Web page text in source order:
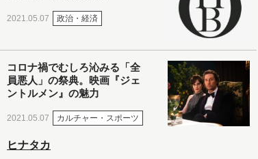
2021.05.07 政治・経済
コロナ禍でむしろ沁みる「全
員悪人」の祭典。映画『ジェ
ントルメン』の魅力
2021.05.07 カルチャー・スポーツ
ヒナタカ